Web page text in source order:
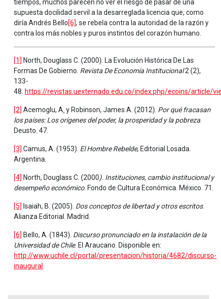
tiempos, muchos parecen no ver el riesgo de pasar de una
supuesta docilidad servil a la desarreglada licencia que, como
diría Andrés Bello[6], se rebela contra la autoridad de la razón y
contra los más nobles y puros instintos del corazón humano.
[1] North, Douglass C. (2000). La Evolución Histórica De Las
Formas De Gobierno. Revista De Economía Institucional2 (2),
133-
48. https://revistas.uexternado.edu.co/index.php/ecoins/article/
[2] Acemoglu, A y Robinson, James A. (2012). Por qué fracasan
los países: Los orígenes del poder, la prosperidad y la pobreza
Deusto. 47.
[3] Camus, A. (1953). El Hombre Rebelde, Editorial Losada.
Argentina.
[4] North, Douglass C. (2000). Instituciones, cambio institucional y
desempeño económico. Fondo de Cultura Económica. México. 71.
[5] Isaiah, B. (2005). Dos conceptos de libertad y otros escritos.
Alianza Editorial. Madrid.
[6] Bello, A. (1843). Discurso pronunciado en la instalación de la
Universidad de Chile. El Araucano. Disponible en:
http://www.uchile.cl/portal/presentacion/historia/4682/discurso-
inaugural